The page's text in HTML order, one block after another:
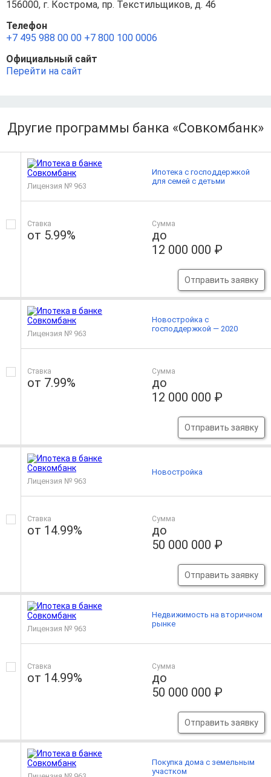
156000, г. Кострома, пр. Текстильщиков, д. 46
Телефон
+7 495 988 00 00 +7 800 100 0006
Официальный сайт
Перейти на сайт
Другие программы банка «Совкомбанк»
Лицензия № 963
Ставка
от 5.99%
Сумма
до
12 000 000 ₽
Отправить заявку
Ипотека с господдержкой
для семей с детьми
Лицензия № 963
Ставка
от 7.99%
Сумма
до
12 000 000 ₽
Отправить заявку
Новостройка с
господдержкой — 2020
Лицензия № 963
Ставка
от 14.99%
Сумма
до
50 000 000 ₽
Отправить заявку
Новостройка
Лицензия № 963
Ставка
от 14.99%
Сумма
до
50 000 000 ₽
Отправить заявку
Недвижимость на вторичном
рынке
Покупка дома с земельным
участком